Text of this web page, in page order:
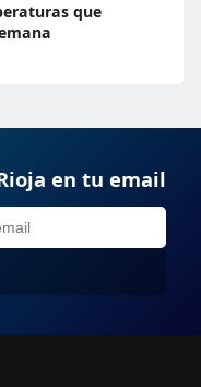
que
en tu email